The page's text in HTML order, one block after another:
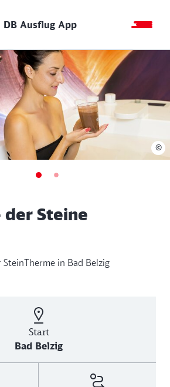
DB Ausflug App
der Steine
in Bad Belzig
Start
Bad Belzig
©